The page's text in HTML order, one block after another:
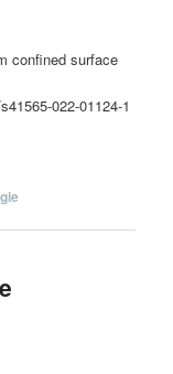
confined surface
022-01124-1